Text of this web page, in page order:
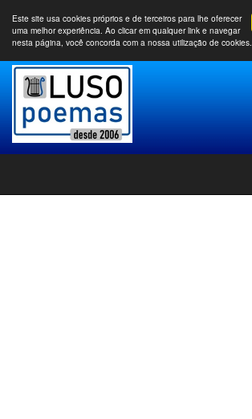
Este site usa cookies próprios e de terceiros para lhe oferecer
uma melhor experiência. Ao clicar em qualquer link e navegar
nesta página, você concorda com a nossa utilização de cookies.